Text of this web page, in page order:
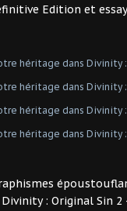
Edition et
: Original Sin